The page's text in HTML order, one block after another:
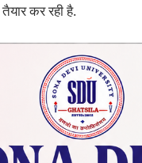
कर रही है.